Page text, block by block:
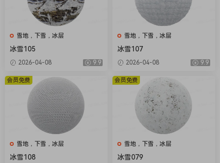
雪地，下雪，冰层
冰雪105
2026-04-08 9.9
雪地，下雪，冰层
冰雪107
2026-04-08 9.9
雪地，下雪，冰层
冰雪108
会员免费
雪地，下雪，冰层
冰雪079
会员免费